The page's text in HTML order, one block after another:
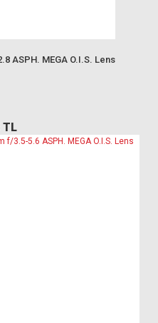
ASPH. MEGA O.I.S. Lens
TL